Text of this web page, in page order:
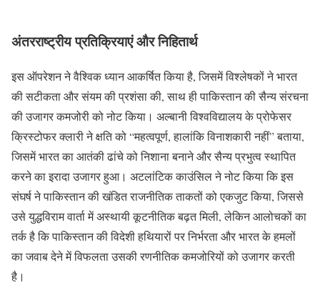
अंतरराष्ट्रीय प्रतिक्रियाएं और निहितार्थ
इस ऑपरेशन ने वैश्विक ध्यान आकर्षित किया है, जिसमें विश्लेषकों ने भारत
की सटीकता और संयम की प्रशंसा की, साथ ही पाकिस्तान की सैन्य संरचना
की उजागर कमजोरी को नोट किया। अल्बानी विश्वविद्यालय के प्रोफेसर
क्रिस्टोफर क्लारी ने क्षति को “महत्वपूर्ण, हालांकि विनाशकारी नहीं” बताया,
जिसमें भारत का आतंकी ढांचे को निशाना बनाने और सैन्य प्रभुत्व स्थापित
करने का इरादा उजागर हुआ। अटलांटिक काउंसिल ने नोट किया कि इस
संघर्ष ने पाकिस्तान की खंडित राजनीतिक ताकतों को एकजुट किया, जिससे
उसे युद्धविराम वार्ता में अस्थायी कूटनीतिक बढ़त मिली, लेकिन आलोचकों का
तर्क है कि पाकिस्तान की विदेशी हथियारों पर निर्भरता और भारत के हमलों
का जवाब देने में विफलता उसकी रणनीतिक कमजोरियों को उजागर करती
है।